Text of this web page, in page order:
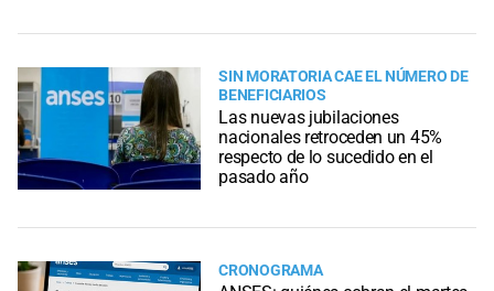
SIN MORATORIA CAE EL NÚMERO DE
BENEFICIARIOS
Las nuevas jubilaciones
nacionales retroceden un 45%
respecto de lo sucedido en el
pasado año
CRONOGRAMA